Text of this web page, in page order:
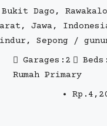
Bukit Dago,
Jawa,
Sepong /
Garages: 2 Beds:
Rumah Primary